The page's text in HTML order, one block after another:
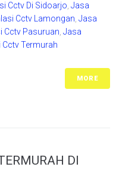
Cctv Di Sidoarjo Jasa
Cctv Lamongan Jasa
Cctv Pasuruan Jasa
Termurah
MORE
DI